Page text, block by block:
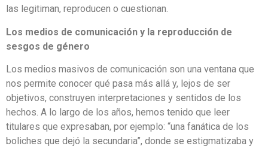
las legitiman, reproducen o cuestionan.
Los medios de comunicación y la reproducción de
sesgos de género
Los medios masivos de comunicación son una ventana que
nos permite conocer qué pasa más allá y, lejos de ser
objetivos, construyen interpretaciones y sentidos de los
hechos. A lo largo de los años, hemos tenido que leer
titulares que expresaban, por ejemplo: “una fanática de los
boliches que dejó la secundaria”, donde se estigmatizaba y